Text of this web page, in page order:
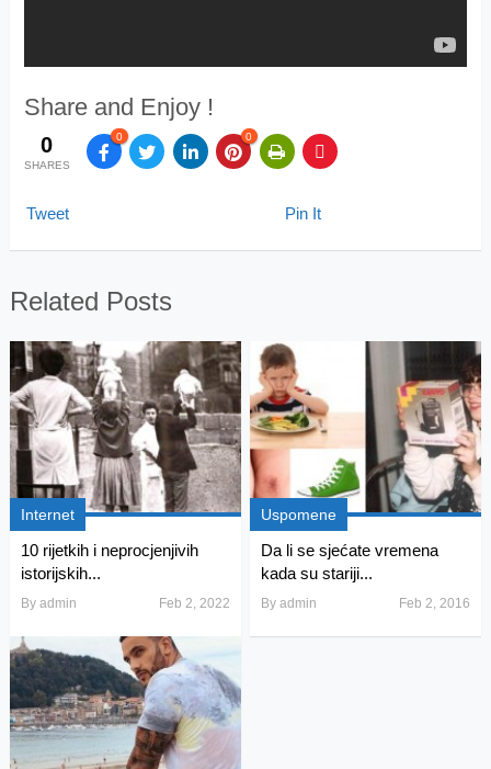
Share and Enjoy !
0
SHARES
0 0
Tweet Pin It
Related Posts
Internet
10 rijetkih i neprocjenjivih
istorijskih...
By admin Feb 2, 2022
Uspomene
Da li se sjećate vremena
kada su stariji...
Byadmin Feb 2, 2016